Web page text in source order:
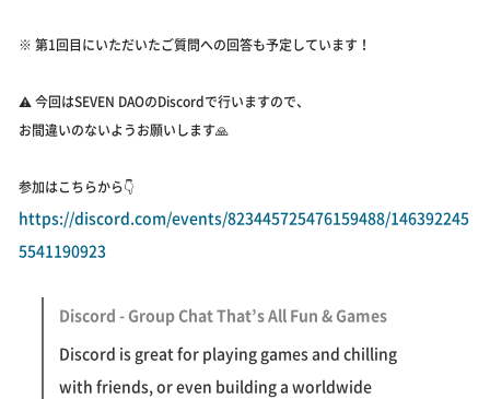
※ 第1回目にいただいたご質問への回答も予定しています！
⚠️ 今回はSEVEN DAOのDiscordで行いますので、
お間違いのないようお願いします🙏
参加はこちらから👇
https://discord.com/events/823445725476159488/146392245
5541190923
Discord - Group Chat That’s All Fun & Games
Discord is great for playing games and chilling
with friends, or even building a worldwide